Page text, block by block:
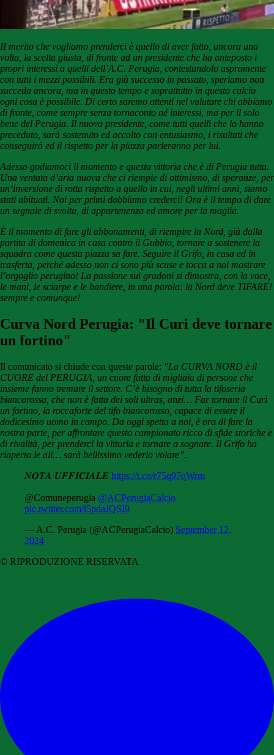
II merito che vogliamo prenderci è quello di aver fatto, ancora una
volta, la scelta giusta, di fronte ad un presidente che ha anteposto i
propri interessi a quelli dell’A.C. Perugia, contestandolo aspramente
con tutti i mezzi possibili. Era già successo in passato, speriamo non
succeda ancora, ma in questo tempo e soprattutto in questo calcio
ogni cosa è possibile. Di certo saremo attenti nel valutare chi abbiamo
di fronte, come sempre senza tornaconto né interessi, ma per il solo
bene del Perugia. Il nuovo presidente, come tutti quelli che lo hanno
preceduto, sarà sostenuto ed accolto con entusiasmo, i risultati che
conseguirà ed il rispetto per la piazza parleranno per lui.
Adesso godiamoci il momento e questa vittoria che è di Perugia tutta.
Una ventata d’aria nuova che ci riempie di ottimismo, di speranze, per
un’inversione di rotta rispetto a quello in cui, negli ultimi anni, siamo
stati abituati. Noi per primi dobbiamo crederci! Ora è il tempo di dare
un segnale di svolta, di appartenenza ed amore per la maglia.
È il momento di fare gli abbonamenti, di riempire la Nord, già dalla
partita di domenica in casa contro il Gubbio, tornare a sostenere la
squadra come questa piazza sa fare. Seguire il Grifo, in casa ed in
trasferta, perché adesso non ci sono più scuse e tocca a noi mostrare
l’orgoglio perugino! La passione sui gradoni si dimostra, con la voce,
le mani, le sciarpe e le bandiere, in una parola: la Nord deve TIFARE!
sempre e comunque!
Curva Nord Perugia: "Il Curi deve tornare
un fortino"
Il comunicato si chiude con queste parole: "La CURVA NORD è il
CUORE del PERUGIA, un cuore fatto di migliaia di persone che
insieme fanno tremare il settore. C’è bisogno di tutta la tifoseria
biancorossa, che non è fatta dei soli ultras, anzi… Far tornare il Curi
un fortino, la roccaforte del tifo biancorosso, capace di essere il
dodicesimo uomo in campo. Da oggi spetta a noi, è ora di fare la
nostra parte, per affrontare questo campionato ricco di sfide storiche e
di rivalità, per prenderci la vittoria e tornare a sognare. Il Grifo ha
riaperto le ali… sarà bellissimo vederlo volare”.
𝑵𝑶𝑻𝑨 𝑼𝑭𝑭𝑰𝑪𝑰𝑨𝑳𝑬 https://t.co/r75q97qWrm
@Comuneperugia @ACPerugiaCalcio
pic.twitter.com/i5pdaJQSI9
— A.C. Perugia (@ACPerugiaCalcio) September 12,
2024
© RIPRODUZIONE RISERVATA